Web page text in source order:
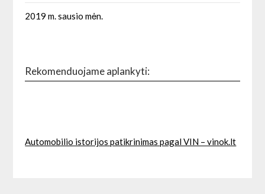
2019 m. sausio mėn.
Rekomenduojame aplankyti:
Automobilio istorijos patikrinimas pagal VIN – vinok.lt